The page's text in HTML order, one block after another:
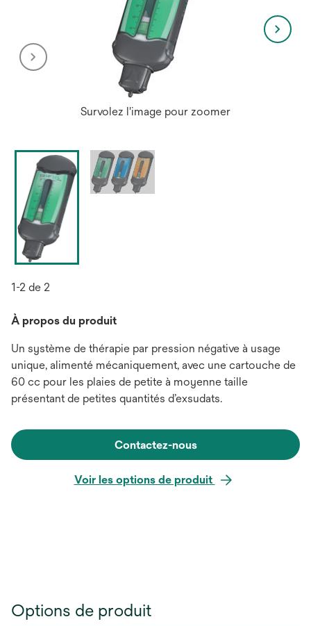
Survolez l'image pour zoomer
1-2 de 2
À propos du produit
Un système de thérapie par pression négative à usage
unique, alimenté mécaniquement, avec une cartouche de
60 cc pour les plaies de petite à moyenne taille
présentant de petites quantités d’exsudats.
Contactez-nous
Voir les options de produit
Options de produit